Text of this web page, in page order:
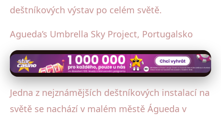
deštníkových výstav po celém světě.
Agueda’s Umbrella Sky Project, Portugalsko
Jedna z nejznámějších deštníkových instalací na
světě se nachází v malém městě Águeda v